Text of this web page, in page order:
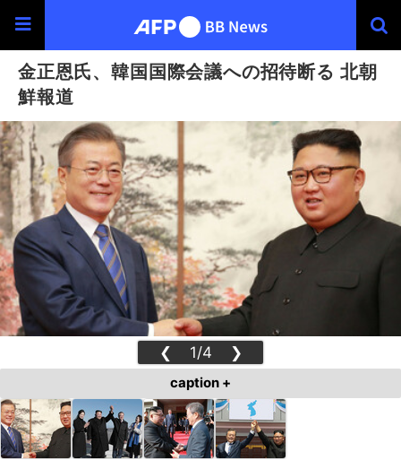
金正恩氏、韓国国際会議への招待断る 北朝
鮮報道
❮ 1/4 ❯
caption +